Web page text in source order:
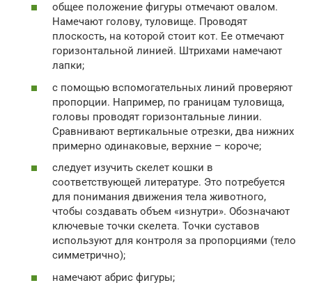
общее положение фигуры отмечают овалом.
Намечают голову, туловище. Проводят
плоскость, на которой стоит кот. Ее отмечают
горизонтальной линией. Штрихами намечают
лапки;
с помощью вспомогательных линий проверяют
пропорции. Например, по границам туловища,
головы проводят горизонтальные линии.
Сравнивают вертикальные отрезки, два нижних
примерно одинаковые, верхние – короче;
следует изучить скелет кошки в
соответствующей литературе. Это потребуется
для понимания движения тела животного,
чтобы создавать объем «изнутри». Обозначают
ключевые точки скелета. Точки суставов
используют для контроля за пропорциями (тело
симметрично);
намечают абрис фигуры;